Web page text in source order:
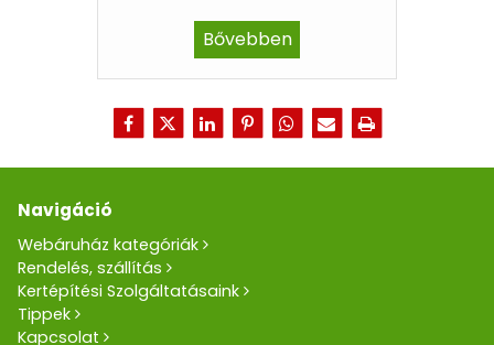
Bővebben
Navigáció
Webáruház kategóriák
Rendelés, szállítás
Kertépítési Szolgáltatásaink
Tippek
Kapcsolat